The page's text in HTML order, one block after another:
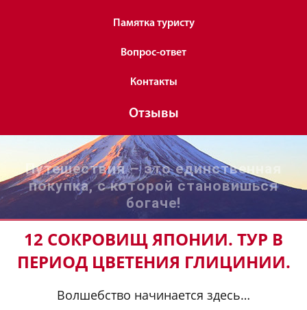
Памятка туристу
Вопрос-ответ
Контакты
Отзывы
Путешествия – это единственная
покупка, с которой становишься
богаче!
12 СОКРОВИЩ ЯПОНИИ. ТУР В
ПЕРИОД ЦВЕТЕНИЯ ГЛИЦИНИИ.
Волшебство начинается здесь…